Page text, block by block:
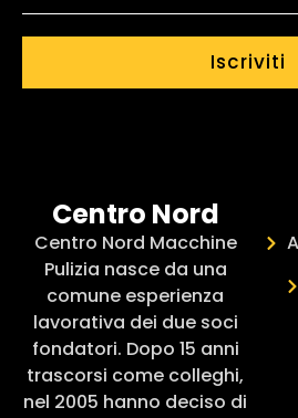
Iscriviti
Centro Nord
Centro Nord Macchine
Pulizia nasce da una
comune esperienza
lavorativa dei due soci
fondatori. Dopo 15 anni
trascorsi come colleghi,
nel 2005 hanno deciso di